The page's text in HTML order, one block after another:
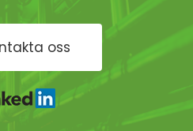
oss